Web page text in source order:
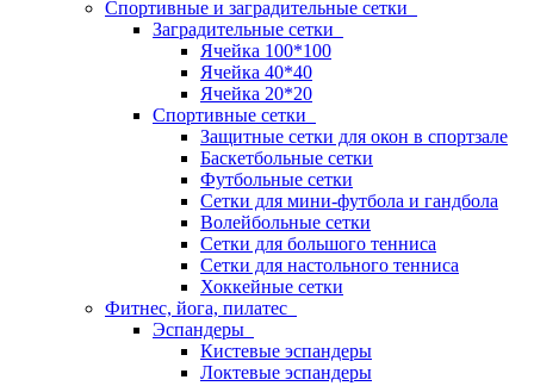
Спортивные и заградительные сетки
Заградительные сетки
Ячейка 100*100
Ячейка 40*40
Ячейка 20*20
Спортивные сетки
Защитные сетки для окон в спортзале
Баскетбольные сетки
Футбольные сетки
Сетки для мини-футбола и гандбола
Волейбольные сетки
Сетки для большого тенниса
Сетки для настольного тенниса
Хоккейные сетки
Фитнес, йога, пилатес
Эспандеры
Кистевые эспандеры
Локтевые эспандеры